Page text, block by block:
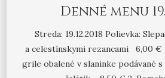
Denné menu
Streda: 19.12.2018 Polievka:
a celestínskymi rezancami 6,00 €
grile obalené v slaninke podávané